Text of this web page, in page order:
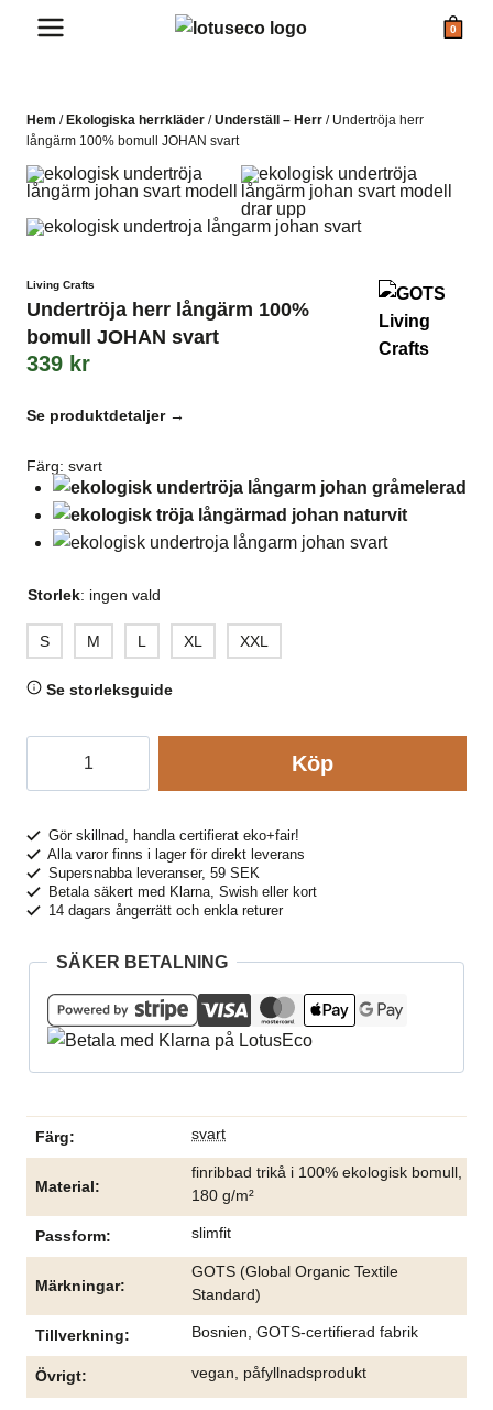
0
Hem / Ekologiska herrkläder /Underställ – Herr / Undertröja herr
långärm 100% bomull JOHAN svart
Living Crafts
Undertröja herr långärm 100%
bomull JOHAN svart
339 kr
Se produktdetaljer →
Färg: svart
Storlek: ingen vald
S M L XL XXL
Se storleksguide
100%
bomull
JOHAN
svart
Köp
Gör skillnad, handla certifierat eko+fair!
Alla varor finns i lager för direkt leverans
Supersnabba leveranser, 59 SEK
Betala säkert med Klarna, Swish eller kort
14 dagars ångerrätt och enkla returer
SÄKER BETALNING
Färg svart
Material
finribbad trikå i 100% ekologisk bomull,
180 g/m²
Passform slimfit
Märkningar
GOTS (Global Organic Textile
Standard)
Tillverkning Bosnien, GOTS-certifierad fabrik
Övrigt vegan, påfyllnadsprodukt